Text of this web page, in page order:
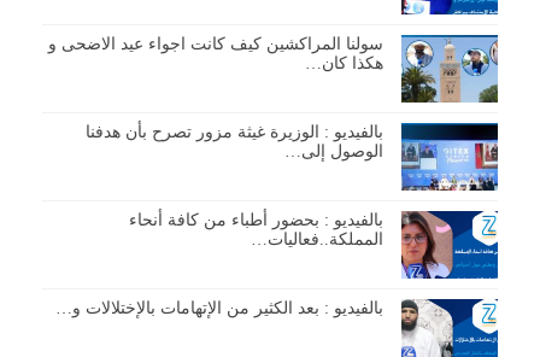
سولنا المراكشين كيف كانت اجواء عيد الاضحى و
هكذا كان…
بالفيديو : الوزيرة غيثة مزور تصرح بأن هدفنا
الوصول إلى…
بالفيديو : بحضور أطباء من كافة أنحاء
المملكة..فعاليات…
بالفيديو : بعد الكثير من الإتهامات بالإختلالات و…